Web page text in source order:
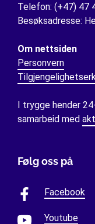
Telefon: (+47) 47
Besøksadresse:
Om nettsiden
Personvern
I trygge hender
samarbeid med
Følg oss på
Facebook
Youtube